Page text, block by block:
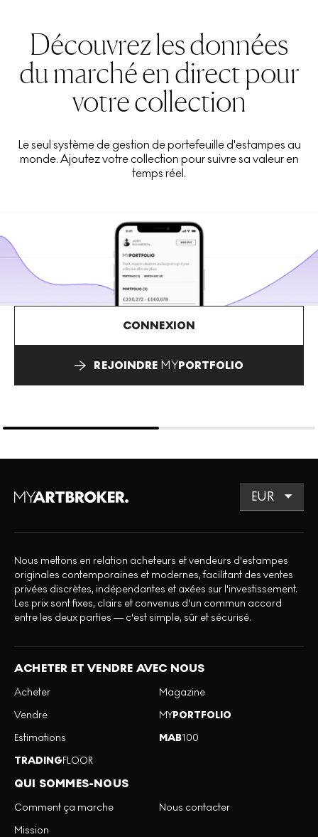
Découvrez les données
du marché en direct pour
votre collection
Le seul système de gestion de portefeuille d'estampes au
monde. Ajoutez votre collection pour suivre sa valeur en
temps réel.
CONNEXION
REJOINDRE MYPORTFOLIO
Nous mettons en relation acheteurs et vendeurs d'estampes
originales contemporaines et modernes, facilitant des ventes
privées discrètes, indépendantes et axées sur l'investissement.
Les prix sont fixes, clairs et convenus d'un commun accord
entre les deux parties — c'est simple, sûr et sécurisé.
ACHETER ET VENDRE AVEC NOUS
Acheter
Vendre
Estimations
TRADINGFLOOR
Magazine
MYPORTFOLIO
MAB100
QUI SOMMES-NOUS
Comment ça marche
Mission
Nous contacter